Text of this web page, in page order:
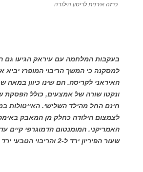
כרזה אירנית לריסון הילודה
בעקבות המלחמה עם עיראק הגיעו גם
למסקנה כי המשך הריבוי המופרז
האיראני לקריסה. הם שינו כיוון במאה
ונקטו שורה של אמצעים, כולל הפסקת
חינם החל מהילד השלישי. האייטולות
לצמצום הילודה כחלק מן המאבק
האמריקני. המומנטום הדמוגרפי קיים
שעור הפיריון ירד ל-2 והריבוי הטבעי ירד ל-1.5.